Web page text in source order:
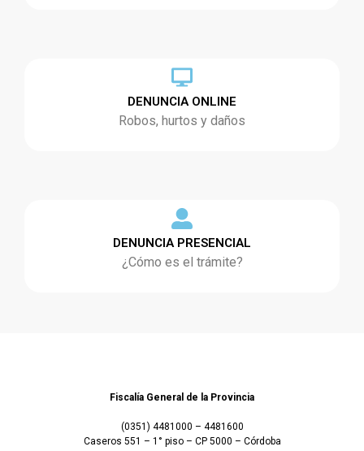
DENUNCIA ONLINE
Robos, hurtos y daños
DENUNCIA PRESENCIAL
¿Cómo es el trámite?
Fiscalía General de la Provincia
(0351) 4481000 – 4481600
Caseros 551 – 1° piso – CP 5000 – Córdoba